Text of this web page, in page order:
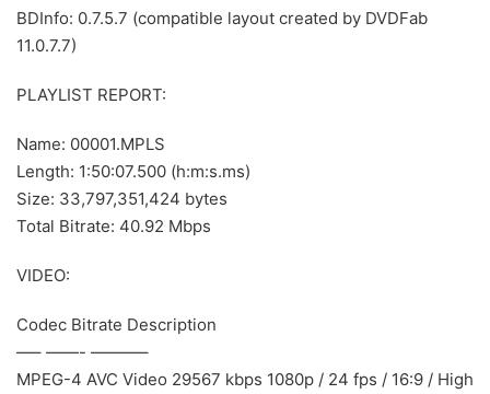
BDInfo: 0.7.5.7 (compatible layout created by DVDFab
11.0.7.7)
PLAYLIST REPORT:
Name: 00001.MPLS
Length: 1:50:07.500 (h:m:s.ms)
Size: 33,797,351,424 bytes
Total Bitrate: 40.92 Mbps
VIDEO:
Codec Bitrate Description
—– ——- ———–
MPEG-4 AVC Video 29567 kbps 1080p / 24 fps / 16:9 / High